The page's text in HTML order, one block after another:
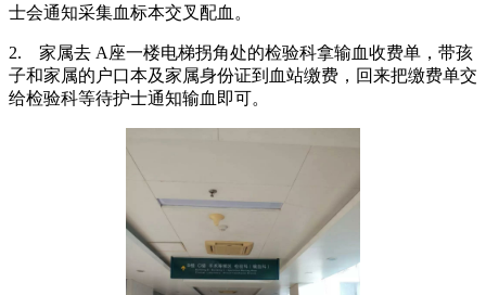
士会通知采集血标本交叉配血。
2.
家属去 A座一楼电梯拐角处的检验科拿输血收费单，带孩
子和家属的户口本及家属身份证到血站缴费，回来把缴费单交
给检验科等待护士通知输血即可。